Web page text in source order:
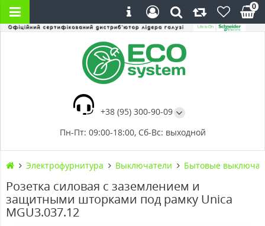
+38 (95) 300-90-09
Пн-Пт: 09:00-18:00, Сб-Вс: выходной
0
Электрофурнитура Выключатели Бытовые
Розетка силовая c заземлением и
защитными шторками под рамку Unica
MGU3.037.12